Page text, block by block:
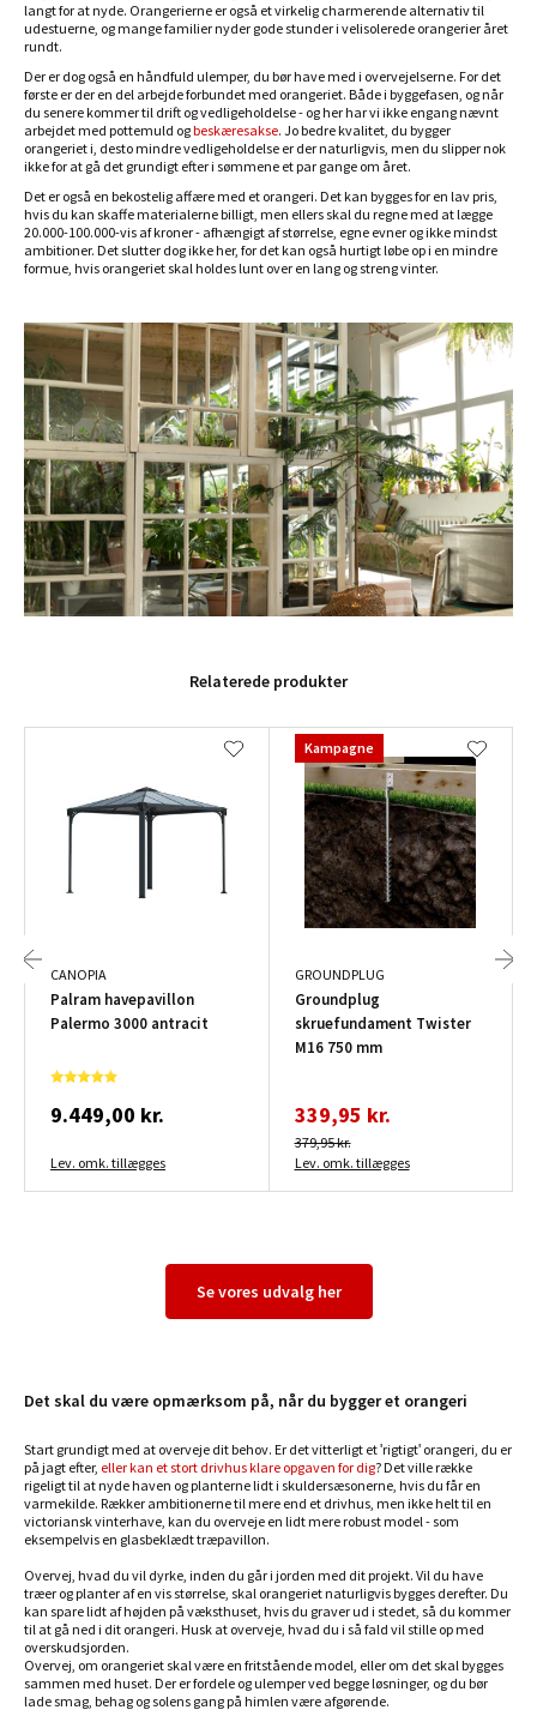
langt for at nyde. Orangerierne er også et virkelig charmerende alternativ til
udestuerne, og mange familier nyder gode stunder i velisolerede orangerier året
rundt.
Der er dog også en håndfuld ulemper, du bør have med i overvejelserne. For det
første er der en del arbejde forbundet med orangeriet. Både i byggefasen, og når
du senere kommer til drift og vedligeholdelse - og her har vi ikke engang nævnt
arbejdet med pottemuld ogbeskæresakse. Jo bedre kvalitet, du bygger
orangeriet i, desto mindre vedligeholdelse er der naturligvis, men du slipper nok
ikke for at gå det grundigt efter i sømmene et par gange om året.
Det er også en bekostelig affære med et orangeri. Det kan bygges for en lav pris,
hvis du kan skaffe materialerne billigt, men ellers skal du regne med at lægge
20.000-100.000-vis af kroner - afhængigt af størrelse, egne evner og ikke mindst
ambitioner. Det slutter dog ikke her, for det kan også hurtigt løbe op i en mindre
formue, hvis orangeriet skal holdes lunt over en lang og streng vinter.
Relaterede produkter
CANOPIA
Palram havepavillon
Palermo 3000 antracit
9.449,00 kr.
Lev. omk. tillægges
Kampagne
GROUNDPLUG
Groundplug
skruefundament Twister
M16 750 mm
339,95 kr.
379,95 kr.
Lev. omk. tillægges
Se vores udvalg her
Det skal du være opmærksom på, når du bygger et orangeri
Start grundigt med at overveje dit behov. Er det vitterligt et 'rigtigt' orangeri, du er
på jagt efter, eller kan et stort drivhus klare opgaven for dig? Det ville række
rigeligt til at nyde haven og planterne lidt i skuldersæsonerne, hvis du får en
varmekilde. Rækker ambitionerne til mere end et drivhus, men ikke helt til en
victoriansk vinterhave, kan du overveje en lidt mere robust model - som
eksempelvis en glasbeklædt træpavillon.
Overvej, hvad du vil dyrke, inden du går i jorden med dit projekt. Vil du have
træer og planter af en vis størrelse, skal orangeriet naturligvis bygges derefter. Du
kan spare lidt af højden på væksthuset, hvis du graver ud i stedet, så du kommer
til at gå ned i dit orangeri. Husk at overveje, hvad du i så fald vil stille op med
overskudsjorden.
Overvej, om orangeriet skal være en fritstående model, eller om det skal bygges
sammen med huset. Der er fordele og ulemper ved begge løsninger, og du bør
lade smag, behag og solens gang på himlen være afgørende.